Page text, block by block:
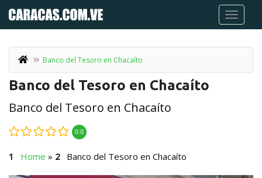
Banco del Tesoro en Chacaíto
Banco del Tesoro en Chacaíto
Banco del Tesoro en Chacaíto
0.0
Home » Banco del Tesoro en Chacaíto